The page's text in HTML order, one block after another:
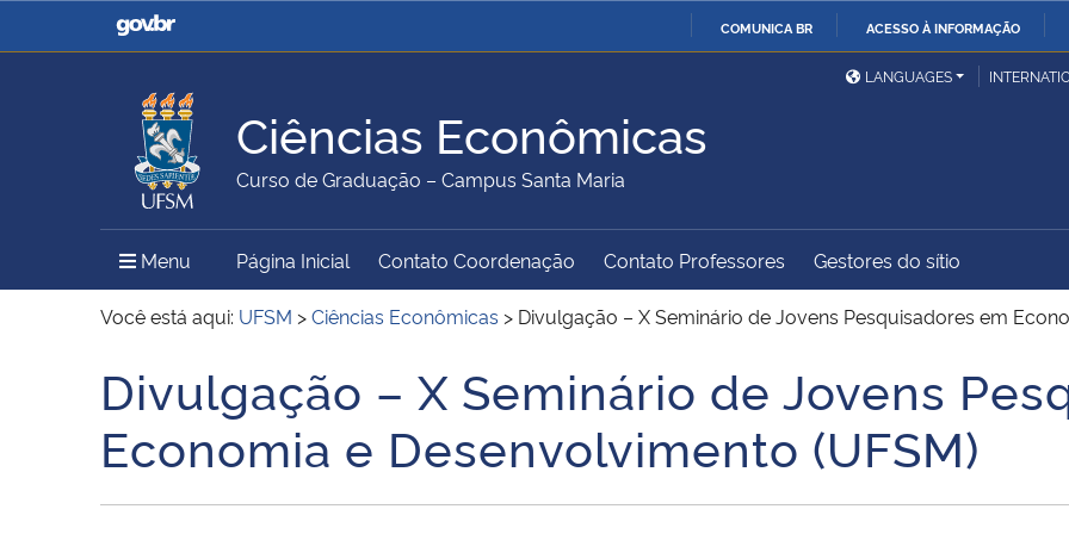
COMUNICA BR ACESSO À INFORMAÇÃO
Casa Civil
Ministério da Justiça e
Ministério da Defesa
Ministério das Relações
Exteriores
Ministério da Agricultura,
Pecuária e Abastecimento
Ministério da Educação Ministério da Cidadania
Ministério do Meio Ambiente Ministério do Turismo
Ministério do
Desenvolvimento Regional
Controladoria-Geral da
União
Secretaria de Governo
Gabinete de Segurança
Institucional
Advocacia-Geral da União Banco Central do Brasil
LANGUAGES
Ciências Econômicas
Curso de Graduação – Campus Santa Maria
Menu Menu Principal do Sítio
Página Inicial Contato Coordenação Contato Professores Gestores do sítio
Você está aqui: UFSM >Ciências Econômicas > Divulgação – X Seminário de Jovens Pesquisadores em
Início do conteúdo
Divulgação – X Seminário de Jovens
Economia e Desenvolvimento (UFSM)